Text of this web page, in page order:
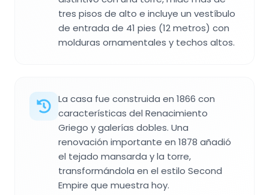
tres pisos de alto e incluye un vestíbulo
de entrada de 41 pies (12 metros) con
molduras ornamentales y techos altos.
La casa fue construida en 1866 con
características del Renacimiento
Griego y galerías dobles. Una
renovación importante en 1878 añadió
el tejado mansarda y la torre,
transformándola en el estilo Second
Empire que muestra hoy.